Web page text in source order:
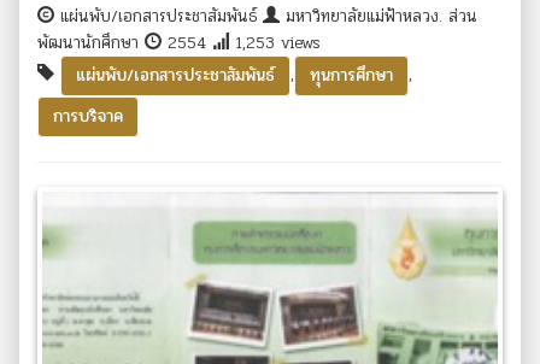
แผ่นพับ/เอกสารประชาสัมพันธ์
มหาวิทยาลัยแม่ฟ้าหลวง. ส่วน
พัฒนานักศึกษา
2554
1,253 views
แผ่นพับ/เอกสารประชาสัมพันธ์
, ทุนการศึกษา
,
การบริจาค